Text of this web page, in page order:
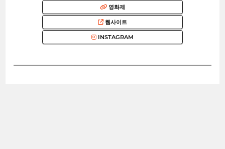
영화제
웹사이트
INSTAGRAM